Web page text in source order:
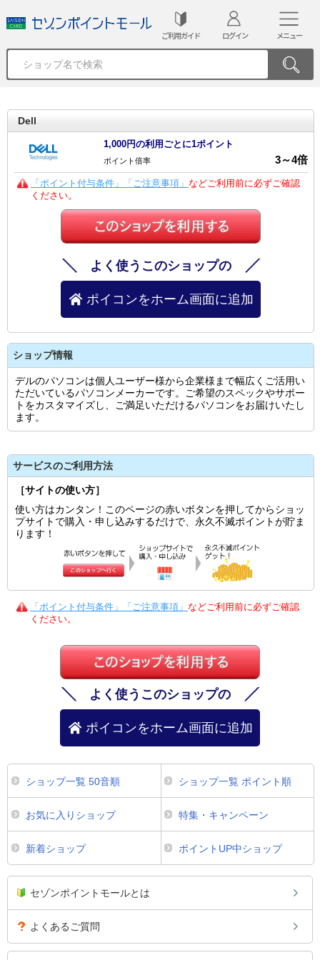
ご利用ガイド ログイン メニュー
Dell
1,000円の利用ごとに1ポイント
ポイント倍率 3～4倍
「ポイント付与条件」「ご注意事項」 などご利用前に必ずご確認
ください。
よく使うこのショップの
ポイコンをホーム画面に追加
ショップ情報
デルのパソコンは個人ユーザー様から企業様まで幅広くご活用い
ただいているパソコンメーカーです。ご希望のスペックやサポー
トをカスタマイズし、ご満足いただけるパソコンをお届けいたし
ます。
サービスのご利用方法
［サイトの使い方］
使い方はカンタン！このページの赤いボタンを押してからショッ
プサイトで購入・申し込みするだけで、永久不滅ポイントが貯ま
ります！
「ポイント付与条件」「ご注意事項」 などご利用前に必ずご確認
ください。
よく使うこのショップの
ポイコンをホーム画面に追加
ショップ一覧 50音順 ショップ一覧 ポイント順
お気に入りショップ 特集・キャンペーン
新着ショップ ポイントUP中ショップ
セゾンポイントモールとは
よくあるご質問